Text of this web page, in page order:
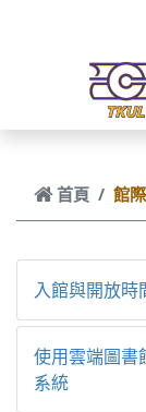
首頁 館
入館與開放時
使用雲端圖書
系統